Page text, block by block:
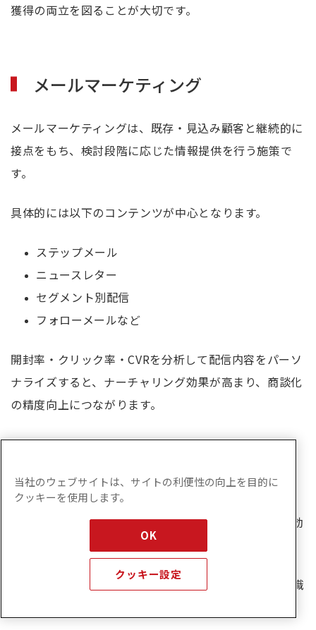
獲得の両立を図ることが大切です。
メールマーケティング
メールマーケティングは、既存・見込み顧客と継続的に
接点をもち、検討段階に応じた情報提供を行う施策で
す。
具体的には以下のコンテンツが中心となります。
ステップメール
ニュースレター
セグメント別配信
フォローメールなど
開封率・クリック率・CVRを分析して配信内容をパーソ
ナライズすると、ナーチャリング効果が高まり、商談化
の精度向上につながります。
ウェビナー
ウェビナーは、短期間で大量のリードを獲得できる有効
な接点施策のひとつです。
特定のテーマに関心を持つ層が参加するため、課題意識
当社のウェブサイトは、サイトの利便性の向上を目的に
クッキーを使用します。
OK
クッキー設定